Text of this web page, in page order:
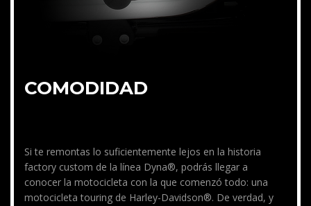
COMODIDAD
Si te remontas lo suficientemente lejos en la historia
factory custom de la línea Dyna®, podrás llegar a
conocer la motocicleta con la que comenzó todo: una
motocicleta touring de Harley-Davidson®. De verdad, y